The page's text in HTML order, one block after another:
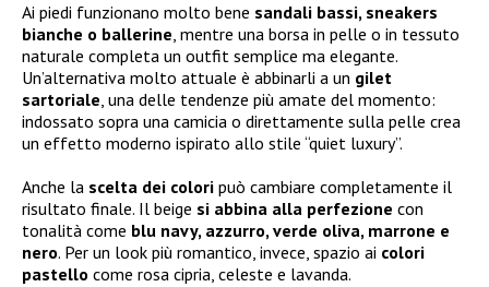
Ai piedi funzionano molto bene sandali bassi, sneakers
bianche o ballerine, mentre una borsa in pelle o in tessuto
naturale completa un outfit semplice ma elegante.
Un’alternativa molto attuale è abbinarli a un gilet
sartoriale, una delle tendenze più amate del momento:
indossato sopra una camicia o direttamente sulla pelle crea
un effetto moderno ispirato allo stile “quiet luxury”.
Anche la scelta dei colori può cambiare completamente il
risultato finale. Il beige si abbina alla perfezione con
tonalità come blu navy, azzurro, verde oliva, marrone e
nero. Per un look più romantico, invece, spazio ai colori
pastello come rosa cipria, celeste e lavanda.